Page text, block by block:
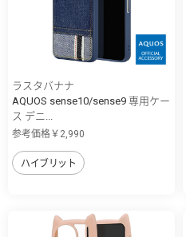
ラスタバナナ
AQUOS sense10/sense9 専用ケー
ス デニ...
参考価格￥2,990
ハイブリット